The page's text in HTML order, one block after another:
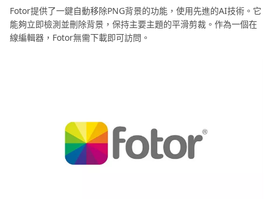
Fotor提供了一鍵自動移除PNG背景的功能，使用先進的AI技術。它
能夠立即檢測並刪除背景，保持主要主題的平滑剪裁。作為一個在
線編輯器，Fotor無需下載即可訪問。